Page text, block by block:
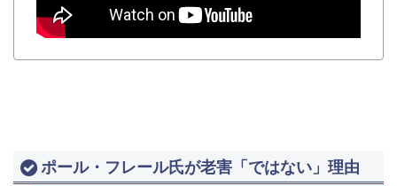
ポール・フレール氏が老害「ではない」理由